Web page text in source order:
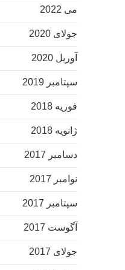
می 2022
جولای 2020
آوریل 2020
سپتامبر 2019
فوریه 2018
ژانویه 2018
دسامبر 2017
نوامبر 2017
سپتامبر 2017
آگوست 2017
جولای 2017